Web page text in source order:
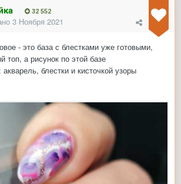
32 552
3 Ноября 2021
- это база с блестками уже готовыми,
топ, а рисунок по этой базе
блестки и кисточкой узоры